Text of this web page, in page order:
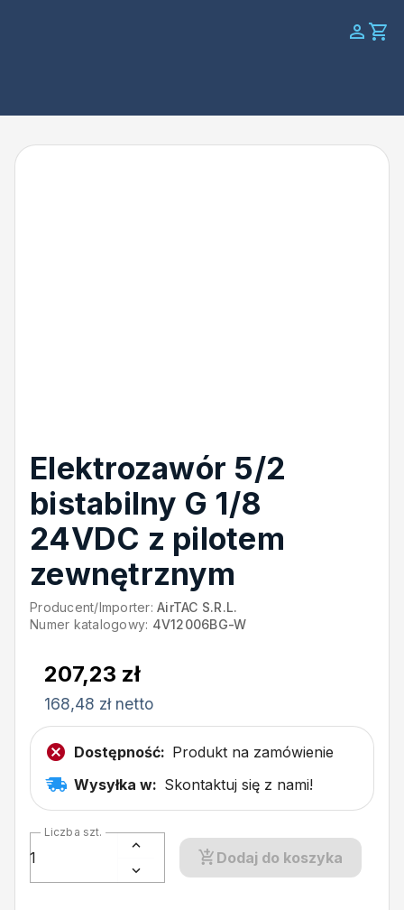
Elektrozawór 5/2
bistabilny G 1/8
24VDC z pilotem
zewnętrznym
Producent/Importer: AirTAC S.R.L.
Numer katalogowy: 4V12006BG-W
207,23 zł
168,48 zł netto
Dostępność: Produkt na zamówienie
Wysyłka w: Skontaktuj się z nami!
Liczba szt.
Dodaj do koszyka